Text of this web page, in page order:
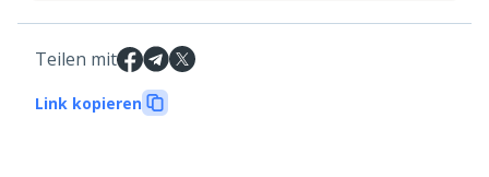
Teilen mit
Link kopieren